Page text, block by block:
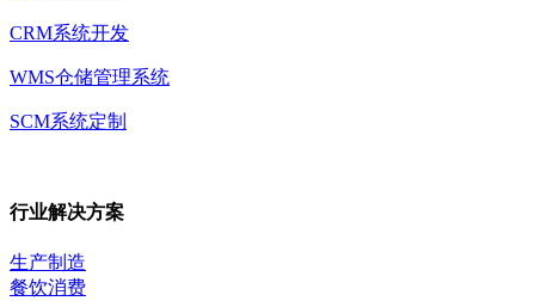
CRM系统开发
WMS仓储管理系统
SCM系统定制
行业解决方案
生产制造
餐饮消费